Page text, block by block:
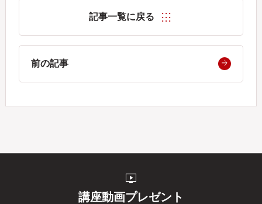
記事一覧に戻る
前の記事
live_tv
講座動画プレゼント